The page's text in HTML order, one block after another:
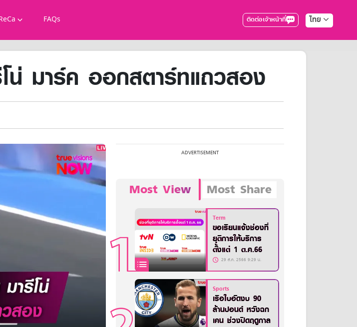
FAQs ติดต่อเจ้าหน้าที่ ไทย
น่ มาร์ค ออกสตาร์ทแถวสอง
Most View Most Share
Term
ขอเรียนแจ้งช่องที่
ยุติการให้บริการ
ตั้งแต่ 1 ต.ค.66
29 ส.ค. 2566 9:29 น.
Sports
เรือใบอัดงบ 90
ล้านปอนด์ หวังฉก
เคน ช่วงปิดฤดูกาล